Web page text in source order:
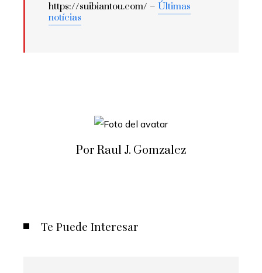
https://suibiantou.com/ – Últimas
notícias
Por Raul J. Gomzalez
Te Puede Interesar